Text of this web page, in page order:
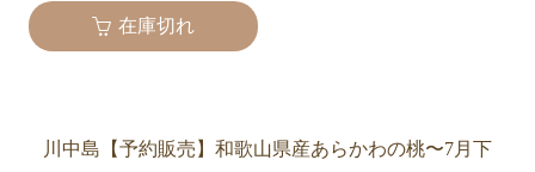
在庫切れ
川中島【予約販売】和歌山県産あらかわの桃〜7月下